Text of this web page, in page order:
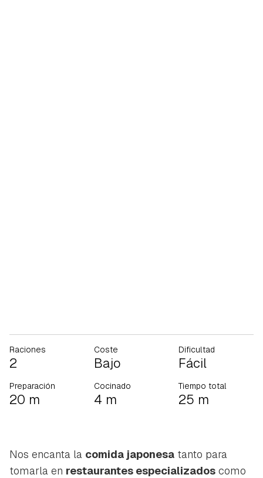
Raciones
2
Coste
Bajo
Dificultad
Fácil
Preparación
20 m
Cocinado
4 m
Tiempo total
25 m
Nos encanta la comida japonesa tanto para
tomarla en restaurantes especializados como